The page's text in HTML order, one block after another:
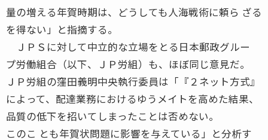
量の増える年賀時期は、どうしても人海戦術に頼ら ざる
を得ない」と指摘する。
ＪＰＳに対して中立的な立場をとる日本郵政グルー
プ労働組合（以下、ＪＰ労組）も、ほぼ同じ意見だ。
ＪＰ労組の窪田義明中央執行委員は「『２ネット方式』
によって、配達業務におけるゆうメイトを高めた結果、
品質の低下を招いてしまったことは否めない。
このこ とも年賀状問題に影響を与えている」と分析す